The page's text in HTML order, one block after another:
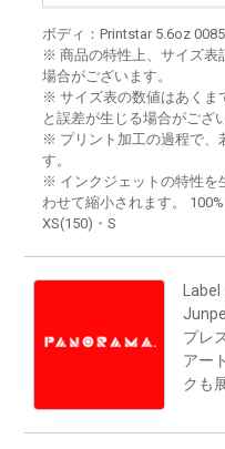
ボディ：Printstar 5.6oz
※ 商品の特性上、サイズ表
場合がございます。
※ サイズ表の数値はあくま
と誤差が生じる場合がござ
※ プリント加工の過程で、
す。
※ インクジェットの特性を
わせて縮小されます。
XS(150)・S
Label
プレ
アー
クも